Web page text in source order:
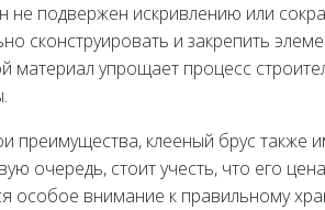
не подвержен искривлению или
сконструировать и закрепить
материал упрощает процесс
преимущества, клееный брус также
очередь, стоит учесть, что его
особое внимание к правильному